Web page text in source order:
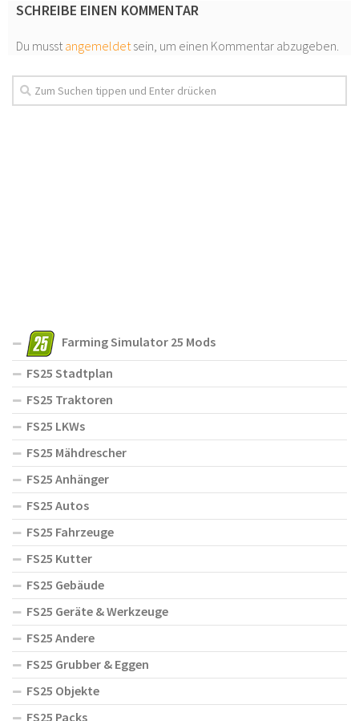
SCHREIBE EINEN KOMMENTAR
Du musstangemeldetsein, um einen Kommentar abzugeben.
Farming Simulator 25 Mods
FS25 Stadtplan
FS25 Traktoren
FS25 LKWs
FS25 Mähdrescher
FS25 Anhänger
FS25 Autos
FS25 Fahrzeuge
FS25 Kutter
FS25 Gebäude
FS25 Geräte & Werkzeuge
FS25 Andere
FS25 Grubber & Eggen
FS25 Objekte
FS25 Packs